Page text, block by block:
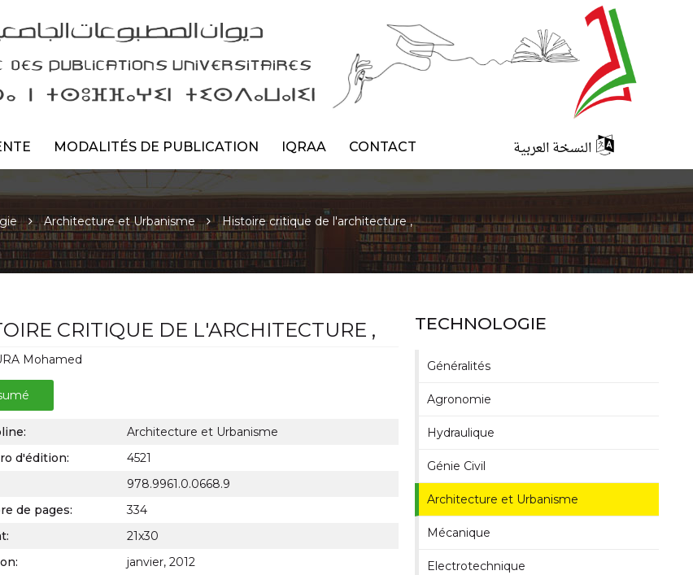
MODALITÉS DE PUBLICATION IQRAA CONTACT النسخة العربية
Architecture et Urbanisme Histoire critique de l'architecture ,
CRITIQUE DE L'ARCHITECTURE ,
Mohamed
Architecture et Urbanisme
d'édition:
4521
978.9961.0.0668.9
de pages:
334
21x30
janvier, 2012
TECHNOLOGIE
Généralités
Agronomie
Hydraulique
Génie Civil
Architecture et Urbanisme
Mécanique
Electrotechnique